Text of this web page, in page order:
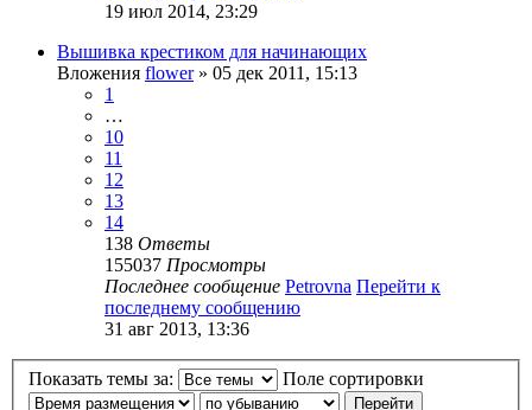
19 июл 2014, 23:29
Вышивка крестиком для начинающих
Вложения flower» 05 дек 2011, 15:13
1
…
10
11
12
13
14
138 Ответы
155037 Просмотры
Последнее сообщение Petrovna Перейти к
последнему сообщению
31 авг 2013, 13:36
Показать темы за: Поле сортировки